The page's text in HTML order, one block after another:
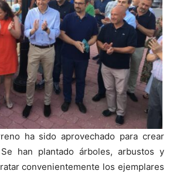
ha sido aprovechado para crear
han plantado árboles, arbustos y
convenientemente los ejemplares